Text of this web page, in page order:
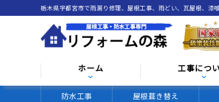
栃木県宇都宮市で雨漏り修理、屋根工事、雨どい、瓦屋根、
ホーム 工事につ
防水工事 屋根葺き替え